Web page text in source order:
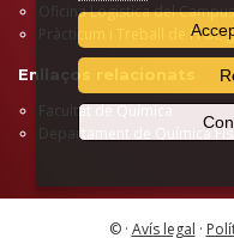
Oficina Logística del
Pràcticum i Treball de Fi de
Enllaços relacionats
Facultat de Química
Departament de Química
© · Avís legal ·